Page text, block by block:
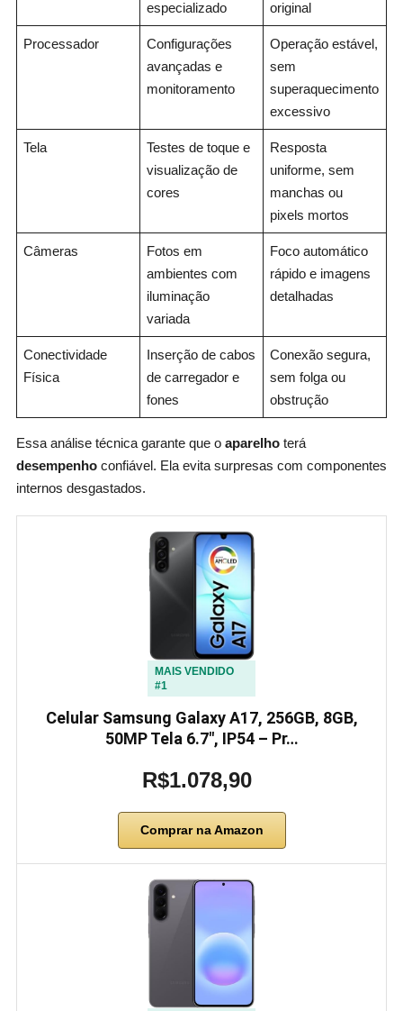
especializado original
Processador
Configurações
avançadas e
monitoramento
Operação estável,
sem
superaquecimento
excessivo
Tela
Testes de toque e
visualização de
cores
Resposta
uniforme, sem
manchas ou
pixels mortos
Câmeras
Fotos em
ambientes com
iluminação
variada
Foco automático
rápido e imagens
detalhadas
Conectividade
Física
Inserção de cabos
de carregador e
fones
Conexão segura,
sem folga ou
obstrução
Essa análise técnica garante que o aparelhoterá
desempenhoconfiável. Ela evita surpresas com componentes
internos desgastados.
MAIS VENDIDO
#1
Celular Samsung Galaxy A17, 256GB, 8GB,
50MP Tela 6.7″, IP54 – Pr…
R$1.078,90
Comprar na Amazon